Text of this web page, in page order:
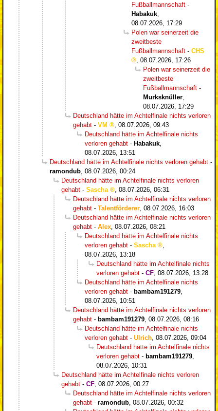
Fußballmannschaft -
Habakuk
08.07.2026, 17:29
Polen war seinerzeit die
zweitbeste
Fußballmannschaft - CHS
08.07.2026, 17:26
Polen war seinerzeit die
zweitbeste
Fußballmannschaft -
Murksknüller
08.07.2026, 17:29
Deutschland hätte im Achtelfinale nichts verloren
gehabt - VM
08.07.2026, 09:43
Deutschland hätte im Achtelfinale nichts
verloren gehabt - Habakuk
08.07.2026, 13:51
Deutschland hätte im Achtelfinale nichts verloren gehabt -
ramondub 08.07.2026, 00:24
Deutschland hätte im Achtelfinale nichts verloren
gehabt - Sascha
08.07.2026, 06:31
Deutschland hätte im Achtelfinale nichts verloren
gehabt - Talentförderer 08.07.2026, 16:03
Deutschland hätte im Achtelfinale nichts verloren
gehabt - Alex 08.07.2026, 08:21
Deutschland hätte im Achtelfinale nichts
verloren gehabt - Sascha
08.07.2026, 13:18
Deutschland hätte im Achtelfinale nichts
verloren gehabt - CF 08.07.2026, 13:28
Deutschland hätte im Achtelfinale nichts
verloren gehabt - bambam191279
08.07.2026, 10:51
Deutschland hätte im Achtelfinale nichts verloren
gehabt - bambam191279 08.07.2026, 08:16
Deutschland hätte im Achtelfinale nichts
verloren gehabt - Ulrich 08.07.2026, 09:04
Deutschland hätte im Achtelfinale nichts
verloren gehabt - bambam191279
08.07.2026, 10:31
Deutschland hätte im Achtelfinale nichts verloren
gehabt - CF 08.07.2026, 00:27
Deutschland hätte im Achtelfinale nichts verloren
gehabt - ramondub 08.07.2026, 00:32